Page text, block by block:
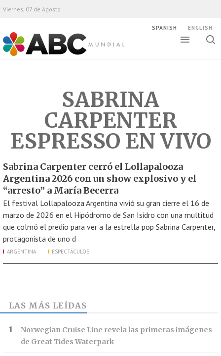
ABC Mundial
Viernes, 07 de Agosto
SPANISH ENGLISH
SABRINA
CARPENTER
ESPRESSO EN VIVO
Sabrina Carpenter cerró el Lollapalooza
Argentina 2026 con un show explosivo y el
“arresto” a María Becerra
El festival Lollapalooza Argentina vivió su gran cierre el 16 de
marzo de 2026 en el Hipódromo de San Isidro con una multitud
que colmó el predio para ver a la estrella pop Sabrina Carpenter,
protagonista de uno d
ARGENTINA ESPECTÁCULOS
LAS MÁS LEÍDAS
Norwegian Cruise Line revela las primeras imágenes
de Great Tides Waterpark